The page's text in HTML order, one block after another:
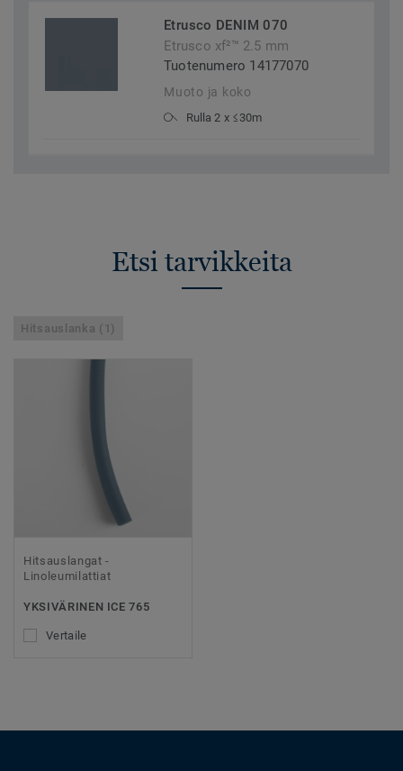
Etrusco DENIM 070
Etrusco xf²™ 2.5 mm
Tuotenumero 14177070
Muoto ja koko
Rulla 2 x ≤30m
Etsi tarvikkeita
Hitsauslanka (1)
Hitsauslangat -
Linoleumilattiat
YKSIVÄRINEN ICE 765
Vertaile